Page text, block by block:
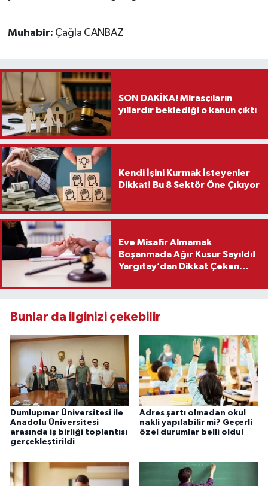
Muhabir: Çağla CANBAZ
SON DAKİKA! Mirasçıların
yıllardır beklediği o kanun çıktı
Kendi İşini Kurmak İsteyenler
Dikkat! Bu 8 Sektör Öne Çıkıyor
Eve Misafir Almamak
Boşanmada Ağır Kusur Sayıldı!
Yargıtay’dan Dikkat Çeken
Bunlar da ilginizi çekebilir
Dumlupınar Üniversitesi ile
Anadolu Üniversitesi
arasında iş birliği toplantısı
gerçekleştirildi
Adres şartı olmadan okul
nakli yapılabilir mi? Geçerli
özel durumlar belli oldu!